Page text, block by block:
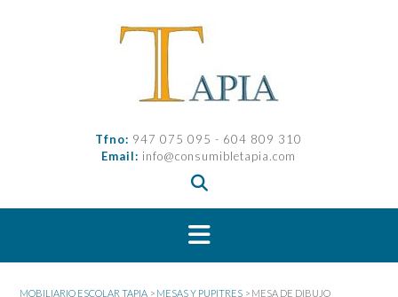
Tfno: 947 075 095 - 604 809 310
Email: info@consumibletapia.com
MOBILIARIO ESCOLAR TAPIA > MESAS Y PUPITRES > MESA DE DIBUJO